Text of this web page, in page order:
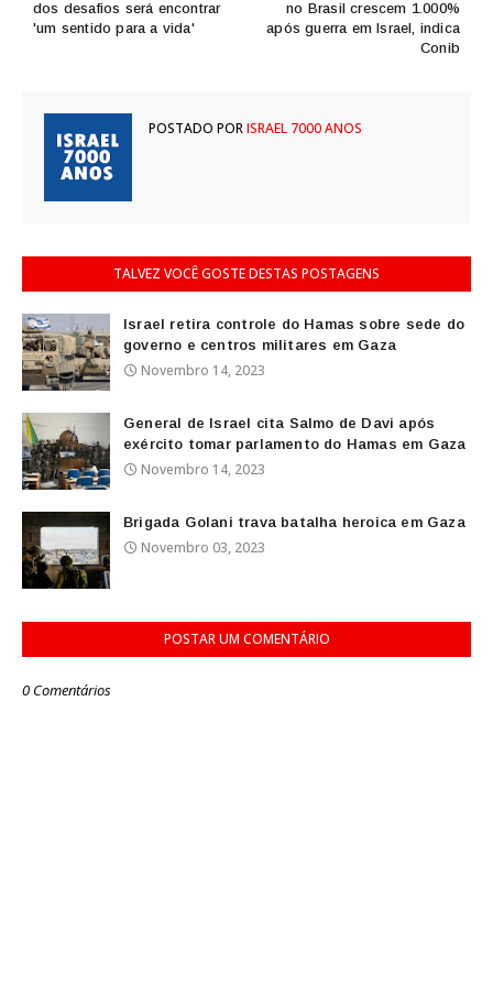
no Brasil crescem 1.000%
após guerra em Israel, indica
Conib
dos desafios será encontrar
'um sentido para a vida'
POSTADO PORISRAEL 7000 ANOS
TALVEZ VOCÊ GOSTE DESTAS POSTAGENS
Israel retira controle do Hamas sobre sede do
governo e centros militares em Gaza
Novembro 14, 2023
General de Israel cita Salmo de Davi após
exército tomar parlamento do Hamas em Gaza
Novembro 14, 2023
Brigada Golani trava batalha heroica em Gaza
Novembro 03, 2023
POSTAR UM COMENTÁRIO
0 Comentários